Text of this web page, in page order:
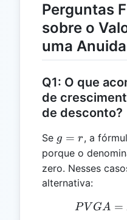
Perguntas
sobre o
uma
Q1: O que
de
de desconto?
Se g
=
r
g = r, a
porque o
zero. Nesses
alternativa:
P V GA =